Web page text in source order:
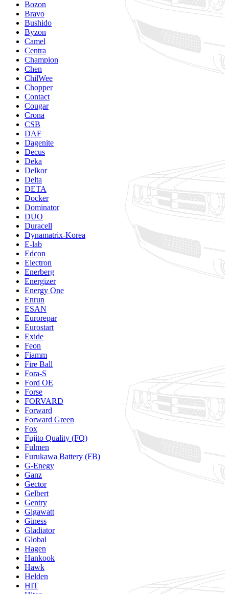
Bozon
Bravo
Bushido
Byzon
Camel
Centra
Champion
Chen
ChilWee
Chopper
Contact
Cougar
Crona
CSB
DAF
Dagenite
Decus
Deka
Delkor
Delta
DETA
Docker
Dominator
DUO
Duracell
Dynamatrix-Korea
E-lab
Edcon
Electron
Enerberg
Energizer
Energy One
Enrun
ESAN
Eurorepar
Eurostart
Exide
Feon
Fiamm
Fire Ball
Fora-S
Ford OE
Forse
FORVARD
Forward
Forward Green
Fox
Fujito Quality (FQ)
Fulmen
Furukawa Battery (FB)
G-Enegy
Ganz
Gector
Gelbert
Gentry
Gigawatt
Giness
Gladiator
Global
Hagen
Hankook
Hawk
Helden
HIT